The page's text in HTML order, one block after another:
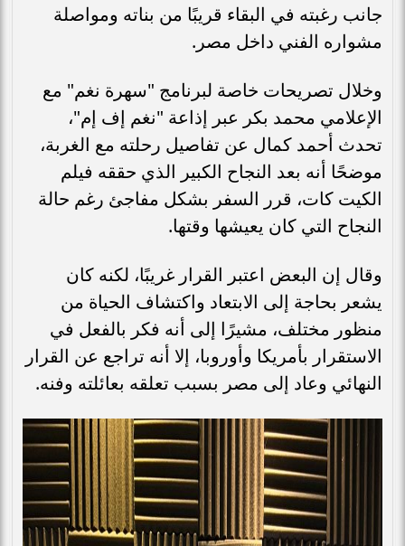
جانب رغبته في البقاء قريبًا من بناته ومواصلة
مشواره الفني داخل مصر.
وخلال تصريحات خاصة لبرنامج "سهرة نغم" مع
الإعلامي محمد بكر عبر إذاعة "نغم إف إم"،
تحدث أحمد كمال عن تفاصيل رحلته مع الغربة،
موضحًا أنه بعد النجاح الكبير الذي حققه فيلم
الكيت كات، قرر السفر بشكل مفاجئ رغم حالة
النجاح التي كان يعيشها وقتها.
وقال إن البعض اعتبر القرار غريبًا، لكنه كان
يشعر بحاجة إلى الابتعاد واكتشاف الحياة من
منظور مختلف، مشيرًا إلى أنه فكر بالفعل في
الاستقرار بأمريكا وأوروبا، إلا أنه تراجع عن القرار
النهائي وعاد إلى مصر بسبب تعلقه بعائلته وفنه.